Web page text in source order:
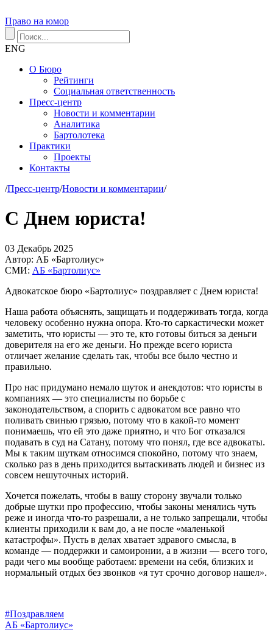
Право на юмор
ENG
О Бюро
Рейтинги
Социальная ответственность
Пресс-центр
Новости и комментарии
Аналитика
Бартолотека
Практики
Проекты
Контакты
/Пресс-центр/Новости и комментарии/
С Днем юриста!
03 Декабрь 2025
Автор: АБ «Бартолиус»
СМИ: АБ «Бартолиус»
Адвокатское бюро «Бартолиус» поздравляет с Днем юриста!
Наша работа объяснять, защищать и поддерживать тогда, когда
человеку особенно нужна опора. Кто-то саркастически может
заметить, что юристы — это те, кто готовы биться за деньги
доверителя на его же деньги. Но прежде всего юриста
отличает желание сделать так, чтобы все было честно и
правильно.
Про нас придумано немало шуток и анекдотов: что юристы в
компаниях — это специалисты по борьбе с
законодательством, а спорить с адвокатом все равно что
поливать свинью грязью, потому что в какой-то момент
понимаешь, что ей это даже приятно, и что Бог отказался
подавать в суд на Сатану, потому что понял, где все адвокаты.
Мы к таким шуткам относимся спокойно, потому что знаем,
сколько раз в день приходится вытаскивать людей и бизнес из
совсем нешуточных историй.
Хочется пожелать, чтобы в вашу сторону звучали только
добрые шутки про профессию, чтобы законы менялись чуть
реже и иногда что-то разрешали, а не только запрещали, чтобы
клиенты приходили к вам до, а не после «маленькой
катастрофы». Пусть в делах хватает здравого смысла, в
команде — поддержки и самоиронии, а в жизни — всего того,
ради чего мы вообще работаем: времени на себя, близких и
нормальный отдых без звонков «я тут срочно договор нашел».
#Поздравляем
АБ «Бартолиус»